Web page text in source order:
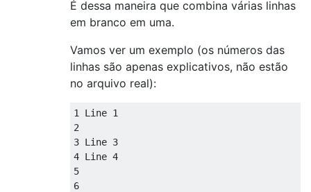
É dessa maneira que combina várias linhas
em branco em uma.
Vamos ver um exemplo (os números das
linhas são apenas explicativos, não estão
no arquivo real):
1 Line 1
2
3 Line 3
4 Line 4
5
6